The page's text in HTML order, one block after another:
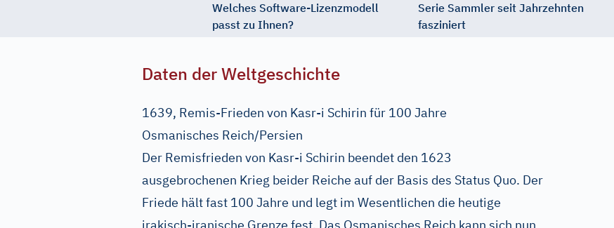
Welches Software-Lizenzmodell
passt zu Ihnen?
Serie Sammler seit Jahrzehnten
fasziniert
Daten der Weltgeschichte
1639, Remis-Frieden von Kasr-i Schirin für 100 Jahre
Osmanisches Reich/Persien
Der Remisfrieden von Kasr-i Schirin beendet den 1623
ausgebrochenen Krieg beider Reiche auf der Basis des Status Quo. Der
Friede hält fast 100 Jahre und legt im Wesentlichen die heutige